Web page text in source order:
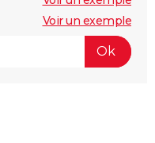
Voir un exemple